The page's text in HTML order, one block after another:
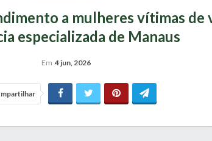
a mulheres vítimas de
especializada de Manaus
Em 4 jun, 2026